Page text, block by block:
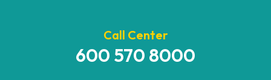
Call Center
600 570 8000